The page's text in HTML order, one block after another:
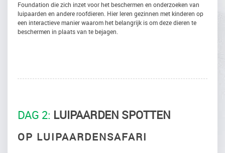
Foundation die zich inzet voor het beschermen en onderzoeken van
luipaarden en andere roofdieren. Hier leren gezinnen met kinderen op
een interactieve manier waarom het belangrijk is om deze dieren te
beschermen in plaats van te bejagen.
DAG 2: LUIPAARDEN SPOTTEN
OP LUIPAARDENSAFARI